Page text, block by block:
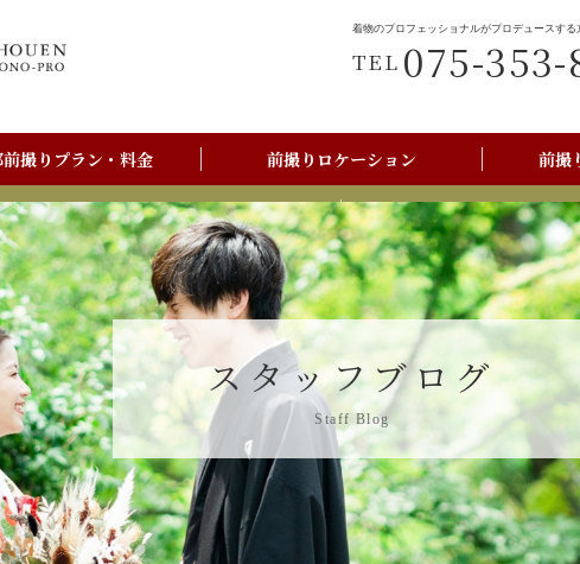
着物のプロフェッショナルがプロデュースす
TEL 075-353-
前撮りプラン・料金 前撮りロケーション 前撮
前撮りご利用の流れ 京都美翔苑店舗情
スタッフブログ
Staff Blog